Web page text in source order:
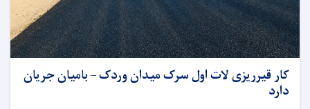
کار قیرریزی لات اول سرک میدان وردک – بامیان جریان
دارد